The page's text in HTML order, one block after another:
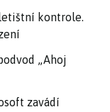
kontrole.
„Ahoj
zavádí